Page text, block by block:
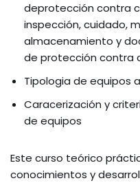
deprotección contra
inspección, cuidado,
almacenamiento y
de protección contra
Tipologia de equipos
Caracerización y
de equipos
Este curso teórico
conocimientos y